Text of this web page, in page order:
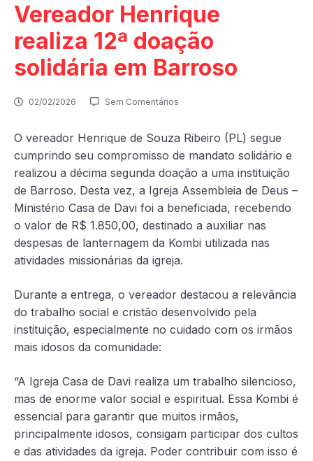
Vereador Henrique
realiza 12ª doação
solidária em Barroso
02/02/2026 Sem Comentários
O vereador Henrique de Souza Ribeiro (PL) segue
cumprindo seu compromisso de mandato solidário e
realizou a décima segunda doação a uma instituição
de Barroso. Desta vez, a Igreja Assembleia de Deus –
Ministério Casa de Davi foi a beneficiada, recebendo
o valor de R$ 1.850,00, destinado a auxiliar nas
despesas de lanternagem da Kombi utilizada nas
atividades missionárias da igreja.
Durante a entrega, o vereador destacou a relevância
do trabalho social e cristão desenvolvido pela
instituição, especialmente no cuidado com os irmãos
mais idosos da comunidade:
“A Igreja Casa de Davi realiza um trabalho silencioso,
mas de enorme valor social e espiritual. Essa Kombi é
essencial para garantir que muitos irmãos,
principalmente idosos, consigam participar dos cultos
e das atividades da igreja. Poder contribuir com isso é